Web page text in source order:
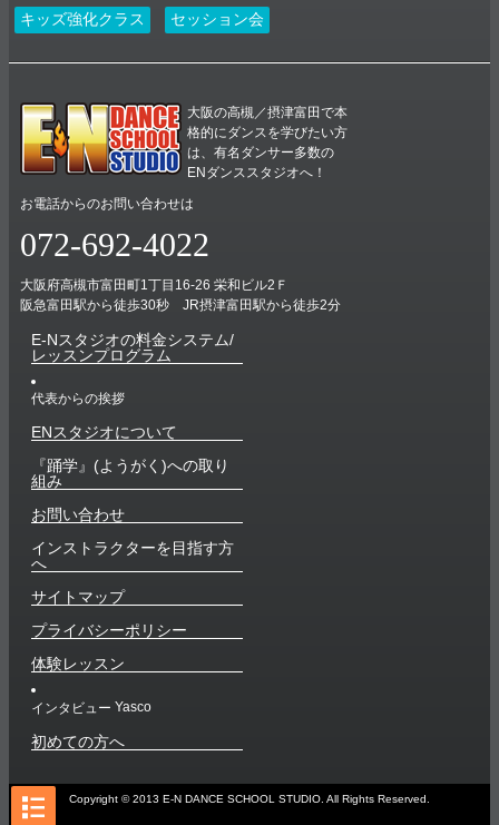
ントリーを頂きました！ どの作品も趣向が凝らされており、それぞれ
のクラスやメンバーの楽しい雰囲気がすごく伝わってきました！ どの
キッズ強化クラス セッション会
大阪の高槻／摂津富田で本
格的にダンスを学びたい方
は、有名ダンサー多数の
ENダンススタジオへ！
お電話からのお問い合わせは
072-692-4022
大阪府高槻市富田町1丁目16-26 栄和ビル2Ｆ
阪急富田駅から徒歩30秒 JR摂津富田駅から徒歩2分
E-Nスタジオの料金システム/
レッスンプログラム
代表からの挨拶
ENスタジオについて
『踊学』(ようがく)への取り
組み
お問い合わせ
インストラクターを目指す方
へ
サイトマップ
プライバシーポリシー
体験レッスン
インタビュー Yasco
初めての方へ
Copyright © 2013 E-N DANCE SCHOOL STUDIO. All Rights Reserved.